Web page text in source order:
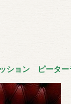
ション ピーター